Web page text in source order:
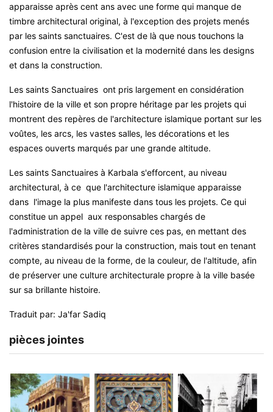
apparaisse après cent ans avec une forme qui manque de
timbre architectural original, à l'exception des projets menés
par les saints sanctuaires. C'est de là que nous touchons la
confusion entre la civilisation et la modernité dans les designs
et dans la construction.
Les saints Sanctuaires ont pris largement en considération
l'histoire de la ville et son propre héritage par les projets qui
montrent des repères de l'architecture islamique portant sur les
voûtes, les arcs, les vastes salles, les décorations et les
espaces ouverts marqués par une grande altitude.
Les saints Sanctuaires à Karbala s'efforcent, au niveau
architectural, à ce que l'architecture islamique apparaisse
dans l'image la plus manifeste dans tous les projets. Ce qui
constitue un appel aux responsables chargés de
l'administration de la ville de suivre ces pas, en mettant des
critères standardisés pour la construction, mais tout en tenant
compte, au niveau de la forme, de la couleur, de l'altitude, afin
de préserver une culture architecturale propre à la ville basée
sur sa brillante histoire.
Traduit par: Ja'far Sadiq
pièces jointes